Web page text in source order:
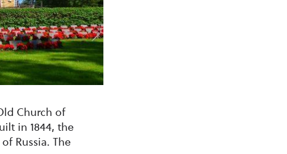
Church of
in 1844, the
Russia. The